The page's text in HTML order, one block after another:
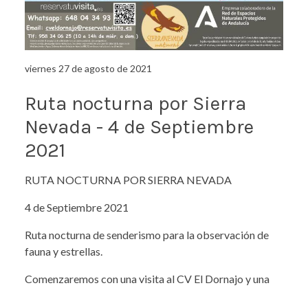
viernes 27 de agosto de 2021
Ruta nocturna por Sierra
Nevada - 4 de Septiembre
2021
RUTA NOCTURNA POR SIERRA NEVADA
4 de Septiembre 2021
Ruta nocturna de senderismo para la observación de
fauna y estrellas.
Comenzaremos con una visita al CV El Dornajo y una